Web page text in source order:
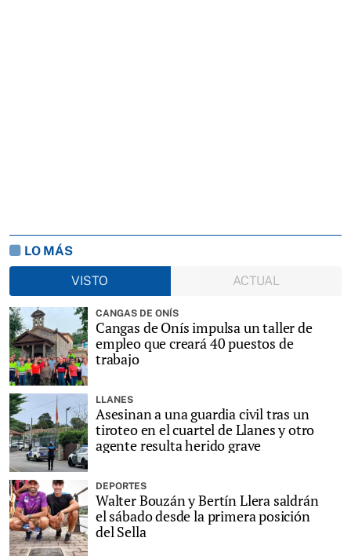
LO MÁS
VISTO
ACTUAL
CANGAS DE ONÍS
Cangas de Onís impulsa un taller de
empleo que creará 40 puestos de
trabajo
LLANES
Asesinan a una guardia civil tras un
tiroteo en el cuartel de Llanes y otro
agente resulta herido grave
DEPORTES
Walter Bouzán y Bertín Llera saldrán
el sábado desde la primera posición
del Sella